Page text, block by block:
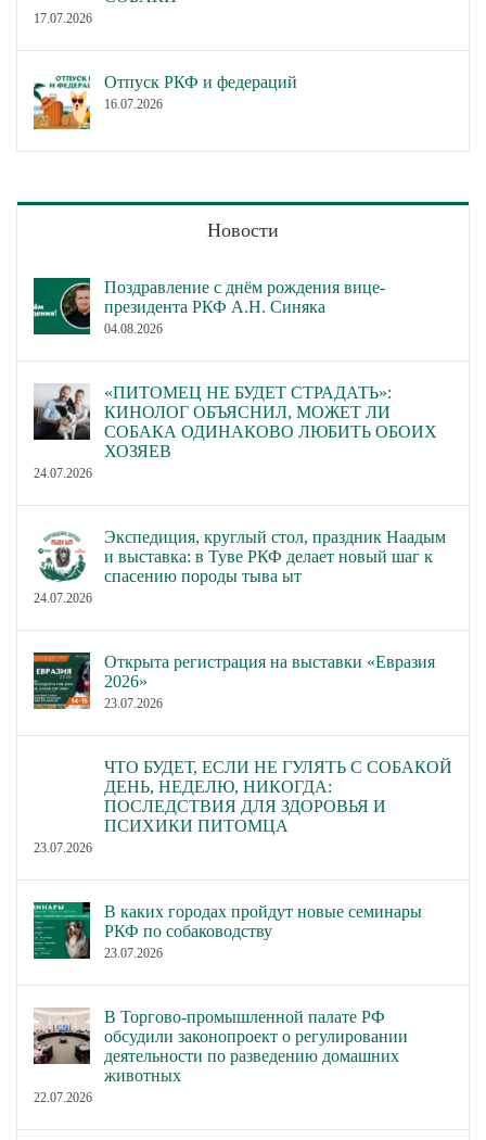
17.07.2026
Отпуск РКФ и федераций
16.07.2026
Новости
Поздравление с днём рождения вице-
президента РКФ А.Н. Синяка
04.08.2026
«ПИТОМЕЦ НЕ БУДЕТ СТРАДАТЬ»:
КИНОЛОГ ОБЪЯСНИЛ, МОЖЕТ ЛИ
СОБАКА ОДИНАКОВО ЛЮБИТЬ ОБОИХ
ХОЗЯЕВ
24.07.2026
Экспедиция, круглый стол, праздник Наадым
и выставка: в Туве РКФ делает новый шаг к
спасению породы тыва ыт
24.07.2026
Открыта регистрация на выставки «Евразия
2026»
23.07.2026
ЧТО БУДЕТ, ЕСЛИ НЕ ГУЛЯТЬ С СОБАКОЙ
ДЕНЬ, НЕДЕЛЮ, НИКОГДА:
ПОСЛЕДСТВИЯ ДЛЯ ЗДОРОВЬЯ И
ПСИХИКИ ПИТОМЦА
23.07.2026
В каких городах пройдут новые семинары
РКФ по собаководству
23.07.2026
В Торгово-промышленной палате РФ
обсудили законопроект о регулировании
деятельности по разведению домашних
животных
22.07.2026